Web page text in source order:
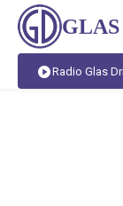
Radio Glas